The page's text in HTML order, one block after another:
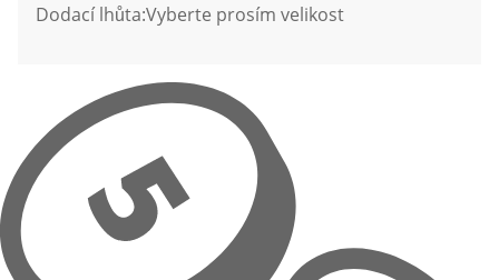
Dodací lhůta:Vyberte prosím velikost